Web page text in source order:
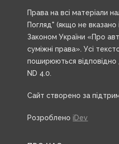
Права на всі матеріали
Погляд" (якщо не
Законом України «Про
суміжні права». Усі
поширюються відповідно
ND 4.0.
Сайт створено за
Розроблено iDev